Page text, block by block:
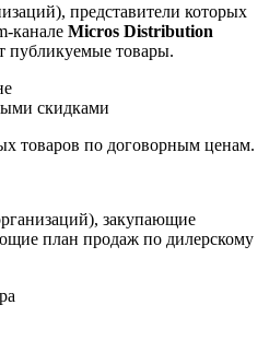
представители которых
канале Micros Distribution
публикуемые товары.
скидками
товаров по договорным ценам.
закупающие
план продаж по дилерскому